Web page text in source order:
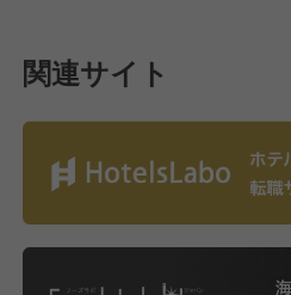
関連サイト